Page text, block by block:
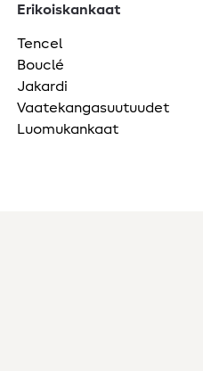
Erikoiskankaat
Tencel
Bouclé
Jakardi
Vaatekangasuutuudet
Luomukankaat